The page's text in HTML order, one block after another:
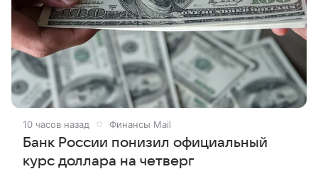
10 часов назад Финансы Mail
Банк России понизил официальный
курс доллара на четверг